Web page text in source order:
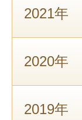
2021年
2020年
2019年